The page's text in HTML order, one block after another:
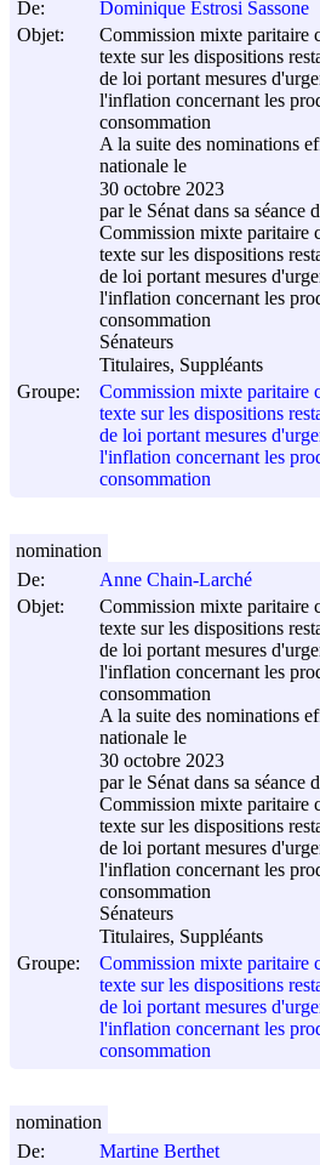
De:
Dominique Estrosi Sassone
Objet:
Commission mixte paritaire
texte sur les dispositions
de loi portant mesures
l'inflation concernant les
consommation
A la suite des nominations
nationale le
30 octobre 2023
par le Sénat dans sa séance
Commission mixte paritaire
texte sur les dispositions
de loi portant mesures
l'inflation concernant les
consommation
Sénateurs
Titulaires, Suppléants
Groupe:
Commission mixte paritaire
texte sur les dispositions
de loi portant mesures
l'inflation concernant les
consommation
De:
Anne Chain-Larché
Objet:
Commission mixte paritaire
texte sur les dispositions
de loi portant mesures
l'inflation concernant les
consommation
A la suite des nominations
nationale le
30 octobre 2023
par le Sénat dans sa séance
Commission mixte paritaire
texte sur les dispositions
de loi portant mesures
l'inflation concernant les
consommation
Sénateurs
Titulaires, Suppléants
Groupe:
Commission mixte paritaire
texte sur les dispositions
de loi portant mesures
l'inflation concernant les
consommation
nomination
De:
Martine Berthet
nomination